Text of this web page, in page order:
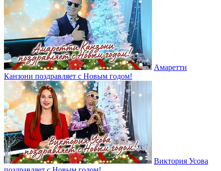
Амаретти
Канзони поздравляет с Новым годом!
Виктория Усова